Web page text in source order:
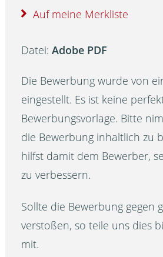
Auf meine Merkliste
Datei:Adobe PDF
Die Bewerbung wurde von
eingestellt. Es ist keine
Bewerbungsvorlage. Bitte
die Bewerbung inhaltlich zu
hilfst damit dem Bewerber,
zu verbessern.
Sollte die Bewerbung gegen
verstoßen, so teile uns dies
mit.